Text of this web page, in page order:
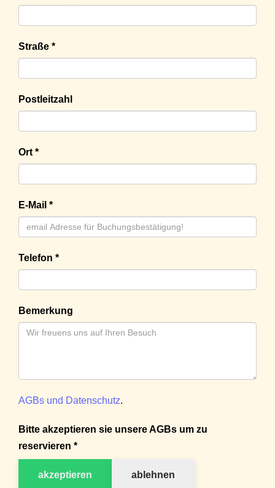
Straße *
Postleitzahl
Ort *
E-Mail *
Telefon *
Bemerkung
AGBs und Datenschutz.
Bitte akzeptieren sie unsere AGBs um zu
reservieren *
akzeptieren ablehnen